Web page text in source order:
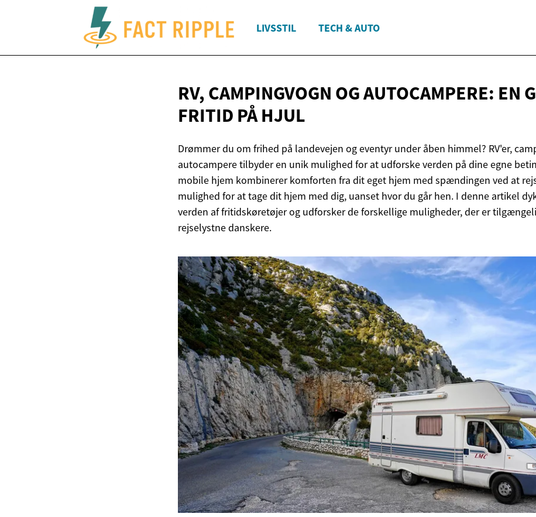
LIVSSTIL TECH & AUTO
RV, CAMPINGVOGN OG AUTOCAMPERE: EN
FRITID PÅ HJUL
Drømmer du om frihed på landevejen og eventyr under åben himmel? RV'er,
autocampere tilbyder en unik mulighed for at udforske verden på dine egne
mobile hjem kombinerer komforten fra dit eget hjem med spændingen ved at
mulighed for at tage dit hjem med dig, uanset hvor du går hen. I denne artikel
verden af fritidskøretøjer og udforsker de forskellige muligheder, der er
rejselystne danskere.